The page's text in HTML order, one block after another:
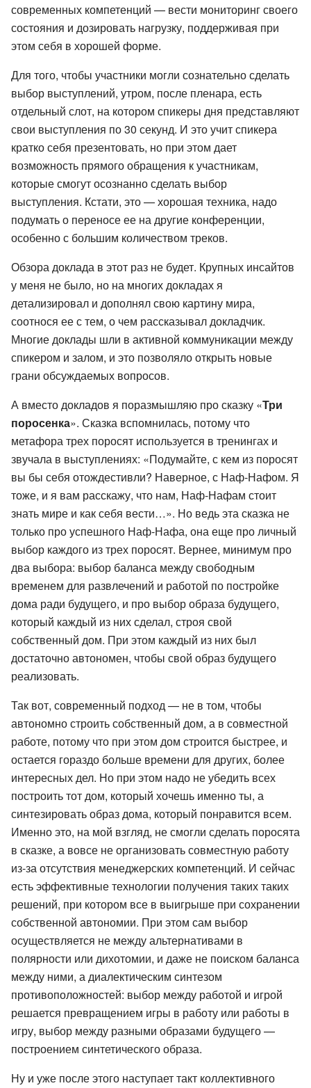
современных компетенций — вести мониторинг своего
состояния и дозировать нагрузку, поддерживая при
этом себя в хорошей форме.
Для того, чтобы участники могли сознательно сделать
выбор выступлений, утром, после пленара, есть
отдельный слот, на котором спикеры дня представляют
свои выступления по 30 секунд. И это учит спикера
кратко себя презентовать, но при этом дает
возможность прямого обращения к участникам,
которые смогут осознанно сделать выбор
выступления. Кстати, это — хорошая техника, надо
подумать о переносе ее на другие конференции,
особенно с большим количеством треков.
Обзора доклада в этот раз не будет. Крупных инсайтов
у меня не было, но на многих докладах я
детализировал и дополнял свою картину мира,
соотнося ее с тем, о чем рассказывал докладчик.
Многие доклады шли в активной коммуникации между
спикером и залом, и это позволяло открыть новые
грани обсуждаемых вопросов.
А вместо докладов я поразмышляю про сказку «Три
поросенка». Сказка вспомнилась, потому что
метафора трех поросят используется в тренингах и
звучала в выступлениях: «Подумайте, с кем из поросят
вы бы себя отождестивли? Наверное, с Наф-Нафом. Я
тоже, и я вам расскажу, что нам, Наф-Нафам стоит
знать мире и как себя вести…». Но ведь эта сказка не
только про успешного Наф-Нафа, она еще про личный
выбор каждого из трех поросят. Вернее, минимум про
два выбора: выбор баланса между свободным
временем для развлечений и работой по постройке
дома ради будущего, и про выбор образа будущего,
который каждый из них сделал, строя свой
собственный дом. При этом каждый из них был
достаточно автономен, чтобы свой образ будущего
реализовать.
Так вот, современный подход — не в том, чтобы
автономно строить собственный дом, а в совместной
работе, потому что при этом дом строится быстрее, и
остается гораздо больше времени для других, более
интересных дел. Но при этом надо не убедить всех
построить тот дом, который хочешь именно ты, а
синтезировать образ дома, который понравится всем.
Именно это, на мой взгляд, не смогли сделать поросята
в сказке, а вовсе не организовать совместную работу
из-за отсутствия менеджерских компетенций. И сейчас
есть эффективные технологии получения таких таких
решений, при котором все в выигрыше при сохранении
собственной автономии. При этом сам выбор
осуществляется не между альтернативами в
полярности или дихотомии, и даже не поиском баланса
между ними, а диалектическим синтезом
противоположностей: выбор между работой и игрой
решается превращением игры в работу или работы в
игру, выбор между разными образами будущего —
построением синтетического образа.
Ну и уже после этого наступает такт коллективного